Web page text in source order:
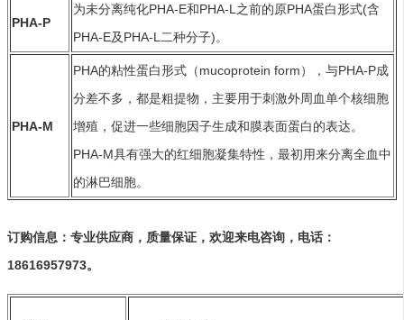
PHA-P
为未分离纯化PHA-E和PHA-L之前的原PHA蛋白形式(含
PHA-E及PHA-L二种分子)。
PHA-M
PHA的粘性蛋白形式（mucoprotein form），与PHA-P成
分差不多，都是粗提物，主要用于刺激外周血单个核细胞
增殖，促进一些细胞因子生成和膜表面蛋白的表达。
PHA-M具有强大的红细胞凝集特性，最初用来分离全血中
的淋巴细胞。
订购信息： 专业供应商，质量保证，欢迎来电咨询，电话：
18616957973。